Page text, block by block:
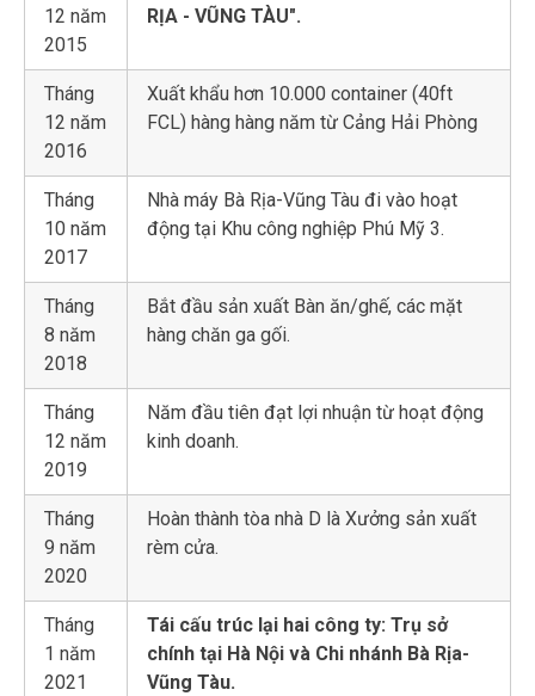
12 năm
2015
RỊA - VŨNG TÀU".
Tháng
12 năm
2016
Xuất khẩu hơn 10.000 container (40ft
FCL) hàng hàng năm từ Cảng Hải Phòng
Tháng
10 năm
2017
Nhà máy Bà Rịa-Vũng Tàu đi vào hoạt
động tại Khu công nghiệp Phú Mỹ 3.
Tháng
8 năm
2018
Bắt đầu sản xuất Bàn ăn/ghế, các mặt
hàng chăn ga gối.
Tháng
12 năm
2019
Năm đầu tiên đạt lợi nhuận từ hoạt động
kinh doanh.
Tháng
9 năm
2020
Hoàn thành tòa nhà D là Xưởng sản xuất
rèm cửa.
Tháng
1 năm
2021
Tái cấu trúc lại hai công ty: Trụ sở
chính tại Hà Nội và Chi nhánh Bà Rịa-
Vũng Tàu.